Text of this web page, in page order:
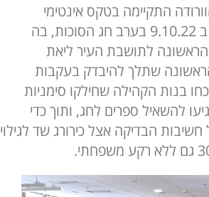
התקיימה בטקס אינטימי
בספרייה העירונית ב 9.10.22 בערב חג הסוכות, בה
הראשונה לתושבת העיר ליאת
שתלך להיבדק בעקבות
בנות הקהילה שחילקו סימניות
להשאיל ספרים לחג, ותוך כדי
חשיבות הבדיקה אצל כירורג שד לגילוי